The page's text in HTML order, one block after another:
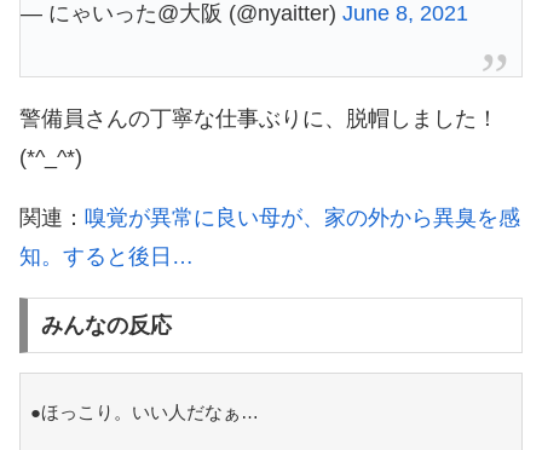
— にゃいった@大阪 (@nyaitter) June 8, 2021
警備員さんの丁寧な仕事ぶりに、脱帽しました！
(*^_^*)
関連： 嗅覚が異常に良い母が、家の外から異臭を感
知。すると後日…
みんなの反応
●ほっこり。いい人だなぁ…